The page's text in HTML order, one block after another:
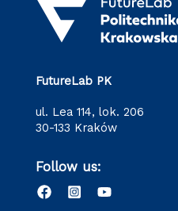
FutureLab PK
ul. Lea 114, lok. 206
30-133 Kraków
Follow us: